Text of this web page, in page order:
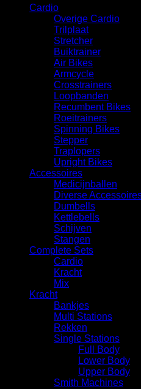
Cardio
Overige Cardio
Trilplaat
Stretcher
Buiktrainer
Air Bikes
Armcycle
Crosstrainers
Loopbanden
Recumbent Bikes
Roeitrainers
Spinning Bikes
Stepper
Traplopers
Upright Bikes
Accessoires
Medicijnballen
Diverse
⁠Dumbells
Kettlebells
⁠Schijven
Stangen
Complete Sets
Cardio
⁠Kracht
Mix
Kracht
Bankjes
Multi Stations
Rekken
Single Stations
Full Body
Lower Body
Upper Body
Smith Machines